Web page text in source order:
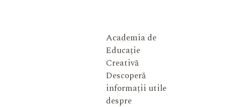
Academia de
Educație
Creativă
Descoperă
informații utile
despre